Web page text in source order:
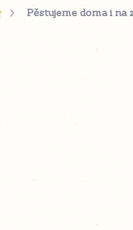
DomůPěstujeme doma i na